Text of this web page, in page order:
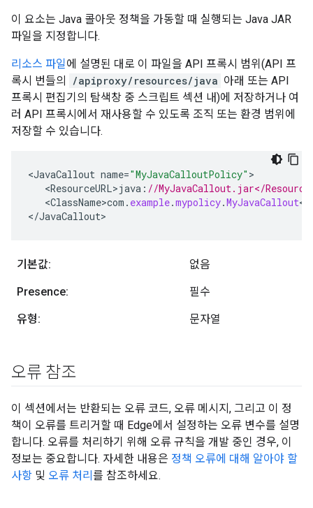
이 요소는 Java 콜아웃 정책을 가동할 때 실행되는 Java JAR
파일을 지정합니다.
리소스 파일에 설명된 대로 이 파일을 API 프록시 범위(API 프
록시 번들의
/apiproxy/resources/java 아래 또는 API
프록시 편집기의 탐색창 중 스크립트 섹션 내)에 저장하거나 여
러 API 프록시에서 재사용할 수 있도록 조직 또는 환경 범위에
저장할 수 있습니다.
<JavaCallout name="MyJavaCalloutPolicy"
<ResourceURL>java : //MyJavaCallout.jar</
<ClassName>com . example.mypolicy.MyJavaCallout<
</JavaCallout>
기본값: 없음
Presence: 필수
유형: 문자열
오류 참조
이 섹션에서는 반환되는 오류 코드, 오류 메시지, 그리고 이 정
책이 오류를 트리거할 때 Edge에서 설정하는 오류 변수를 설명
합니다. 오류를 처리하기 위해 오류 규칙을 개발 중인 경우, 이
정보는 중요합니다. 자세한 내용은 정책 오류에 대해 알아야 할
사항 및 오류 처리 를 참조하세요.